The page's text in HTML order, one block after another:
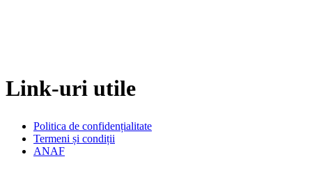
Link-uri utile
Politica de confidențialitate
Termeni și condiții
ANAF